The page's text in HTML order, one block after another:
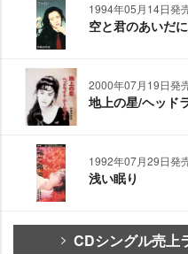
1994年05月14日発
空と君のあいだ
2000年07月19日発
地上の星/ヘッド
1992年07月29日発
浅い眠り
CDシングル売上